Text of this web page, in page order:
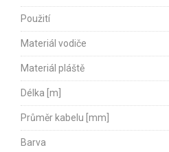
Použití
Materiál vodiče
Materiál pláště
Délka [m]
Průměr kabelu [mm]
Barva